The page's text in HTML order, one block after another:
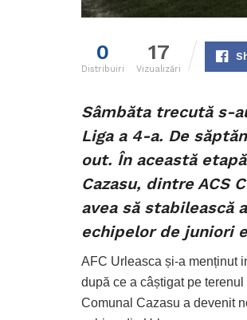
0
Distribuiri
17
Vizualizări
Sâmbăta trecută s-
Liga a 4-a. De
out. În această
Cazasu, dintre ACS
avea să stabilească
echipelor de juniori
AFC Urleasca și-a menținut
după ce a câștigat pe
Comunal Cazasu a devenit